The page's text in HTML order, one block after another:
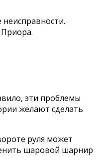
эти проблемы
желают сделать
руля может
шаровой шарнир